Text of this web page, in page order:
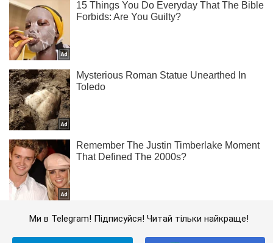
Ми в Telegram! Підписуйся! Читай тільки найкраще!